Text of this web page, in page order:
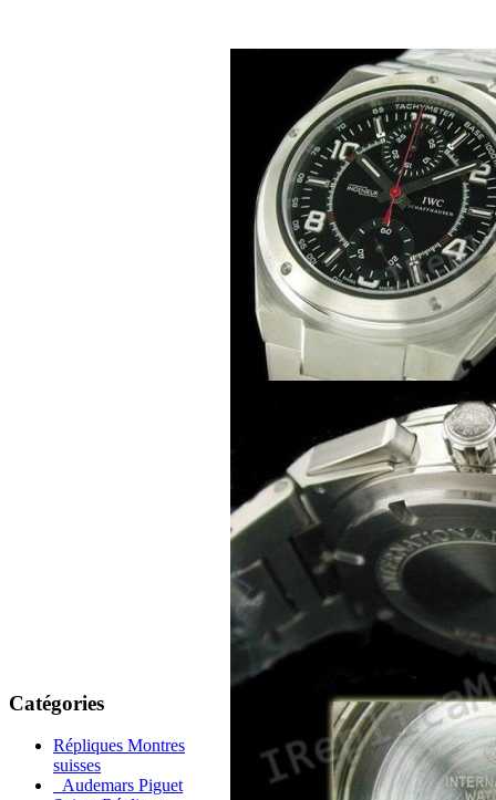
Catégories
Répliques Montres
suisses
Audemars Piguet